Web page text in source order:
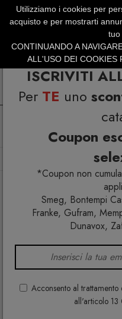
ISCRIVITI
Per TE uno
Coupon
*Coupon non
Smeg, Bontempi
Franke, Gufram,
Dunavox,
Acconsento al
all'articolo
SERVIZIO
SUMMER
Arredo esterno
Utilizziamo i cookies per
acquisto e per mostrarti
tuo
CONTINUANDO A
ALL'USO DEI COOKIES